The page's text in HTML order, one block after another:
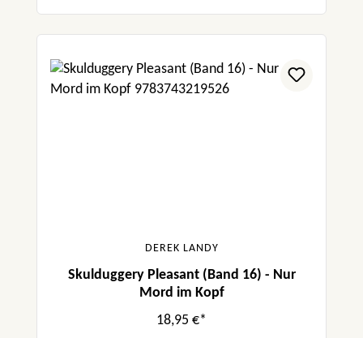
DEREK LANDY
Skulduggery Pleasant (Band 16) - Nur
Mord im Kopf
18,95 €*